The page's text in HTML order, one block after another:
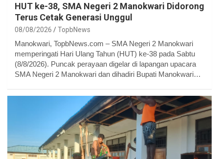
HUT ke-38, SMA Negeri 2 Manokwari Didorong
Terus Cetak Generasi Unggul
08/08/2026 TopbNews
Manokwari, TopbNews.com – SMA Negeri 2 Manokwari
memperingati Hari Ulang Tahun (HUT) ke-38 pada Sabtu
(8/8/2026). Puncak perayaan digelar di lapangan upacara
SMA Negeri 2 Manokwari dan dihadiri Bupati Manokwari…